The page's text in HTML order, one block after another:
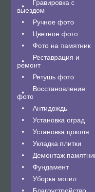
Гравировка с
выездом
Ручное фото
Цветное фото
Фото на памятник
Реставрация и
ремонт
Ретушь фото
Восстановление
фото
Антидождь
Установка оград
Установка цоколя
Укладка плитки
Демонтаж
Фундамент
Уборка могил